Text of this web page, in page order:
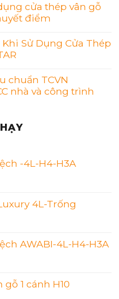
cửa thép vân gỗ
điểm
Sử Dụng Cửa Thép
chuẩn TCVN
nhà và công trình
-4L-H4-H3A
4L-Trống
AWABI-4L-H4-H3A
gỗ 1 cánh H10